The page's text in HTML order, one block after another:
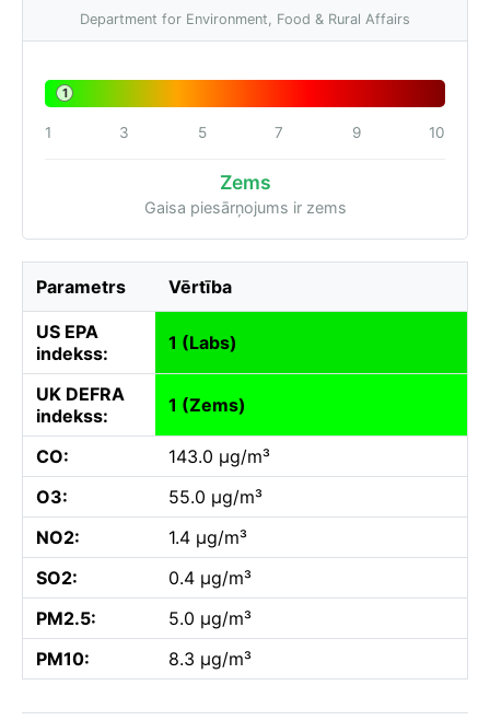
Department for Environment, Food & Rural Affairs
1
1 3 5 7 9 10
Zems
Gaisa piesārņojums ir zems
Parametrs Vērtība
US EPA
indekss:
1 (Labs)
UK DEFRA
indekss:
1 (Zems)
CO:
143.0 µg/m³
O3:
55.0 µg/m³
NO2:
1.4 µg/m³
SO2:
0.4 µg/m³
PM2.5:
5.0 µg/m³
PM10:
8.3 µg/m³